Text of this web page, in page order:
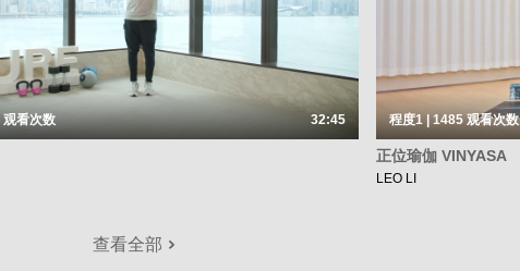
观看次数 32:45 程度1 | 1485观看次数
正位瑜伽 VINYASA
LEO LI
查看全部